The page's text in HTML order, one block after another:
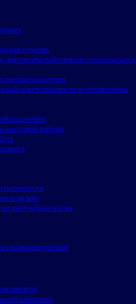
помощь
работников социально-
ответственности и патриотизма
жизни
массовой работы
в музеях
внеучебное время
правонарушений
кампании